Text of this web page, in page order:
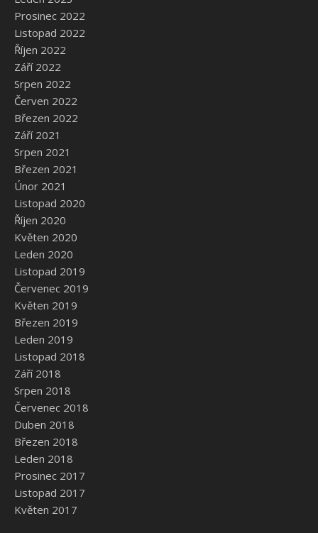
Prosinec 2022
Listopad 2022
Říjen 2022
Září 2022
Srpen 2022
Červen 2022
Březen 2022
Září 2021
Srpen 2021
Březen 2021
Únor 2021
Listopad 2020
Říjen 2020
Květen 2020
Leden 2020
Listopad 2019
Červenec 2019
Květen 2019
Březen 2019
Leden 2019
Listopad 2018
Září 2018
Srpen 2018
Červenec 2018
Duben 2018
Březen 2018
Leden 2018
Prosinec 2017
Listopad 2017
Květen 2017